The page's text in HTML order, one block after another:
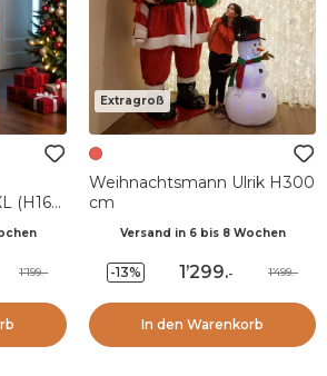
(H166
1’199.-
Extragroß
Weihnachtsmann Ulrik H300
cm
Versand in 6 bis 8 Wochen
-13% 1’299.- 1’499.-
In den Warenkorb